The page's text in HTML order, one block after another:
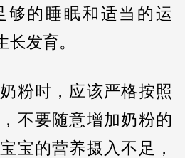
够的睡眠和适当的运
发育。
粉时，应该严格按照
不要随意增加奶粉的
宝的营养摄入不足，